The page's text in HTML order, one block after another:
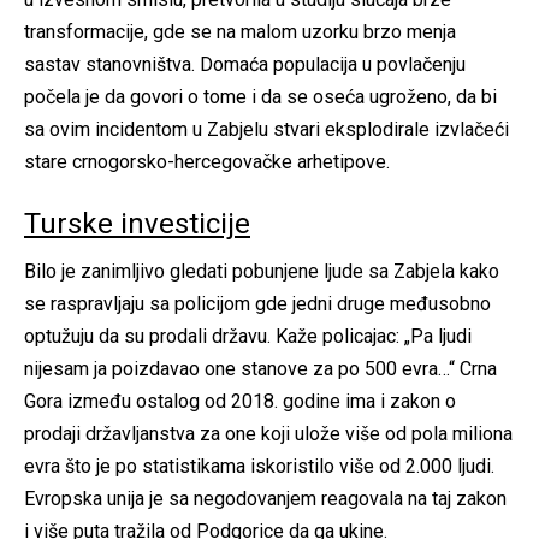
transformacije, gde se na malom uzorku brzo menja
sastav stanovništva. Domaća populacija u povlačenju
počela je da govori o tome i da se oseća ugroženo, da bi
sa ovim incidentom u Zabjelu stvari eksplodirale izvlačeći
stare crnogorsko-hercegovačke arhetipove.
Turske investicije
Bilo je zanimljivo gledati pobunjene ljude sa Zabjela kako
se raspravljaju sa policijom gde jedni druge međusobno
optužuju da su prodali državu. Kaže policajac: „Pa ljudi
nijesam ja poizdavao one stanove za po 500 evra…“ Crna
Gora između ostalog od 2018. godine ima i zakon o
prodaji državljanstva za one koji ulože više od pola miliona
evra što je po statistikama iskoristilo više od 2.000 ljudi.
Evropska unija je sa negodovanjem reagovala na taj zakon
i više puta tražila od Podgorice da ga ukine.